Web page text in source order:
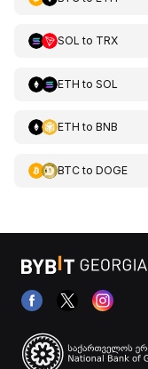
SOL to TRX
ETH to SOL
ETH to BNB
BTCto DOGE